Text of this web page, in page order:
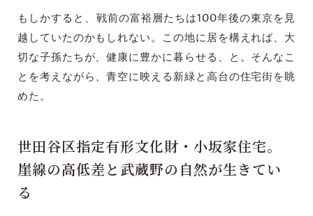
もしかすると、戦前の富裕層たちは100年後の東京を見
越していたのかもしれない。この地に居を構えれば、大
切な子孫たちが、健康に豊かに暮らせる、と。そんなこ
とを考えながら、青空に映える新緑と高台の住宅街を眺
めた。
世田谷区指定有形文化財・小坂家住宅。
崖線の高低差と武蔵野の自然が生きてい
る